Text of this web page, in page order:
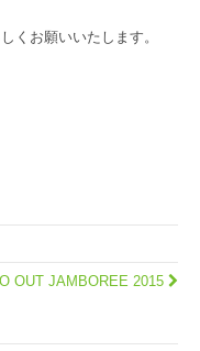
くお願いいたします。
OUT JAMBOREE 2015